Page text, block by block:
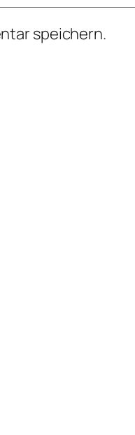
speichern.